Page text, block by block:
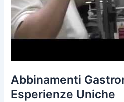
Abbinamenti
Esperienze Uniche